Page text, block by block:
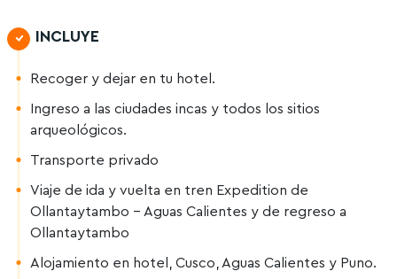
INCLUYE
Recoger y dejar en tu hotel.
Ingreso a las ciudades incas y todos los sitios
arqueológicos.
Transporte privado
Viaje de ida y vuelta en tren Expedition de
Ollantaytambo – Aguas Calientes y de regreso a
Ollantaytambo
Alojamiento en hotel, Cusco, Aguas Calientes y Puno.